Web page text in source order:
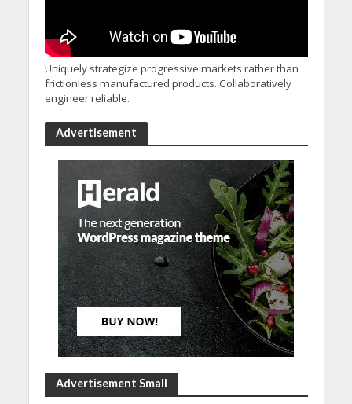
Uniquely strategize progressive markets rather than
frictionless manufactured products. Collaboratively
engineer reliable.
Advertisement
Advertisement Small